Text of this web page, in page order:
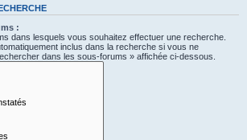
:
dans lesquels vous souhaitez effectuer une recherche.
inclus dans la recherche si vous ne
dans les sous-forums » affichée ci-dessous.